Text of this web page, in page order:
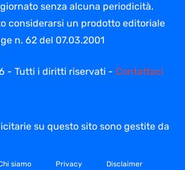
senza alcuna periodicità.
considerarsi un prodotto editoriale
n. 62 del 07.03.2001
- Tutti i diritti riservati - Contattaci
su questo sito sono gestite da
siamo Privacy Disclaimer